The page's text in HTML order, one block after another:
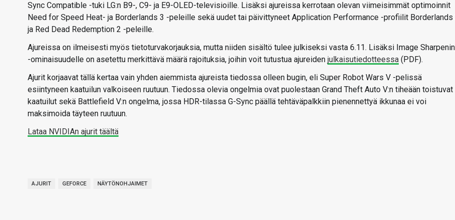
Sync Compatible -tuki LG:n B9-, C9- ja E9-OLED-televisioille. Lisäksi ajureissa kerrotaan olevan viimeisimmät optimoinnit
Need for Speed Heat- ja Borderlands 3 -peleille sekä uudet tai päivittyneet Application Performance -profiilit Borderlands
ja Red Dead Redemption 2 -peleille.
Ajureissa on ilmeisesti myös tietoturvakorjauksia, mutta niiden sisältö tulee julkiseksi vasta 6.11. Lisäksi Image
-ominaisuudelle on asetettu merkittävä määrä rajoituksia, joihin voit tutustua ajureiden julkaisutiedotteessa (PDF).
Ajurit korjaavat tällä kertaa vain yhden aiemmista ajureista tiedossa olleen bugin, eli Super Robot Wars V -pelissä
esiintyneen kaatuilun valkoiseen ruutuun. Tiedossa olevia ongelmia ovat puolestaan Grand Theft Auto V:n tiheään toistuvat
kaatuilut sekä Battlefield V:n ongelma, jossa HDR-tilassa G-Sync päällä tehtäväpalkkiin pienennettyä ikkunaa ei voi
maksimoida täyteen ruutuun.
Lataa NVIDIAn ajurit täältä
AJURIT GEFORCE NÄYTÖNOHJAIMET